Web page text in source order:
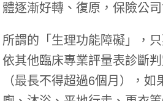
體逐漸好轉、復原，保險公
所謂的「生理功能障礙」，
依其他臨床專業評量表診斷
（最長不得超過6個月），如